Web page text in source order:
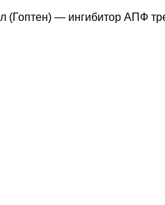
— ингибитор АПФ